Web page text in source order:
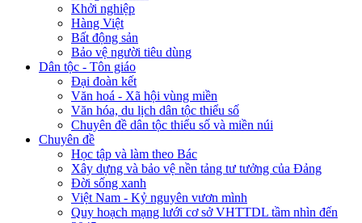
Khởi nghiệp
Hàng Việt
Bất động sản
Bảo vệ người tiêu dùng
Dân tộc - Tôn giáo
Đại đoàn kết
Văn hoá - Xã hội vùng miền
Văn hóa, du lịch dân tộc thiểu số
Chuyên đề dân tộc thiểu số và miền núi
Chuyên đề
Học tập và làm theo Bác
Xây dựng và bảo vệ nền tảng tư tưởng của Đảng
Đời sống xanh
Việt Nam - Kỷ nguyên vươn mình
Quy hoạch mạng lưới cơ sở VHTTDL tầm nhìn đến